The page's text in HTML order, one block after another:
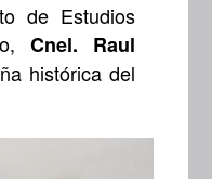
de Estudios
Cnel. Raul
histórica del